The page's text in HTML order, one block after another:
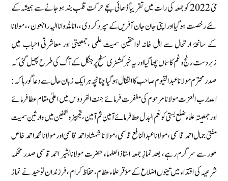
مئ 2022 کو جمعہ کی رات میں تقریباً ڈھائی بجے حرکت قلب بند ہوجانے سے ہمیشہ کے
لئے رخصت ہوگیا اور اپنى جان جان آفریں کے سپردكر دى ،،اناللہ وانا الیہ راجعون ،، مولانا
کے سانحۂ ارتحال سے اہل خانہ لواحقین سمیت علمی ،جمعیتی اور معاشرتی احباب میں
زبردست رنج وغم کا سماں چھا گیا اور یہ خبر کمشنری سطح پر جنگل کے آگ کی طرح پھیل گئى کہ
صدر محترم مولانا عبد القیوم صاحب کا انتقال ہوگیا چنانچہ ہر ایک زبان حال سے دعا گو رہا کہ:
اللّٰہ رب العزت مولانا مرحوم کی مغفرت فرمائے جنت الفردوس میں اعلیٰ مقام عطا فرمائے
اور جمعیتہ علماء ضلع بستی کو نعم البدل عطا فرمائے آمین ثم آمین، تجہیز و تکفین میں وارثین سمیت
مفتی جمال احمد قاسمی ، مولانا عبد النافع قاسمی، مولانا شمشاد احمد قاسمی اور مولانا محمد احمد خاص
طور سے سرگرم رہے، بعد نمازِ جمعہ استاذ العلماء حضرت مولانا بشیر احمد قاسمی صدر محکمہ
شرعیہ کی اقتداء میں تینوں اضلاع کے مؤقر علماء عظام، حفاظ کرام ، فرزندان توحید نے نماز